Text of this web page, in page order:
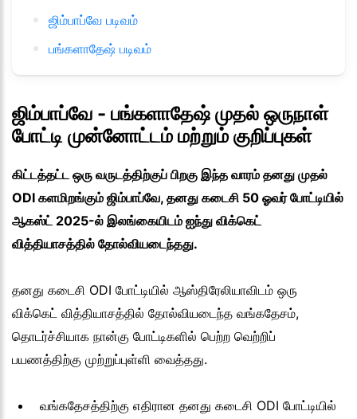
ஜிம்பாப்வே படிவம்
பங்களாதேஷ் படிவம்
ஜிம்பாப்வே - பங்களாதேஷ் முதல் ஒருநாள்
போட்டி முன்னோட்டம் மற்றும் குறிப்புகள்
கிட்டத்தட்ட ஒரு வருடத்திற்குப் பிறகு இந்த வாரம் தனது முதல்
ODI களமிறங்கும் ஜிம்பாப்வே, தனது கடைசி 50 ஓவர் போட்டியில்
ஆகஸ்ட் 2025-ல் இலங்கையிடம் ஐந்து விக்கெட்
வித்தியாசத்தில் தோல்வியடைந்தது.
தனது கடைசி ODI போட்டியில் ஆஸ்திரேலியாவிடம் ஒரு
விக்கெட் வித்தியாசத்தில் தோல்வியடைந்த வங்கதேசம்,
தொடர்ச்சியாக நான்கு போட்டிகளில் பெற்ற வெற்றிப்
பயணத்திற்கு முற்றுப்புள்ளி வைத்தது.
வங்கதேசத்திற்கு எதிரான தனது கடைசி ODI போட்டியில்